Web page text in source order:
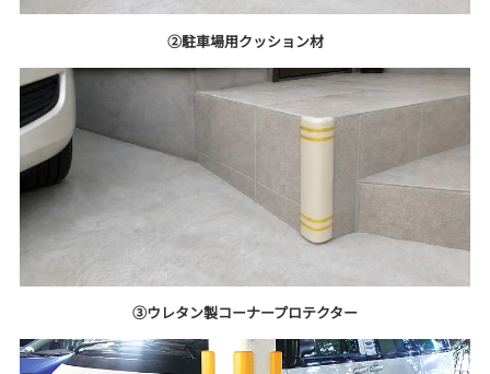
②駐車場用クッション材
③ウレタン製コーナープロテクター